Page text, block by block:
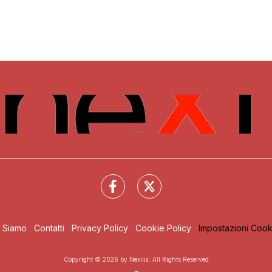
Siamo Contatti Privacy Policy Cookie Policy Impostazioni
Copyright © 2026 by Nexilia. All Rights Reserved